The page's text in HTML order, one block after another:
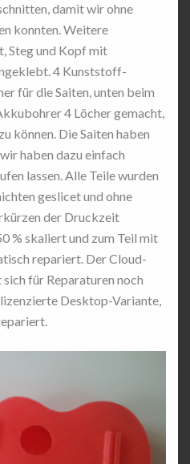
damit wir ohne
konnten. Weitere
Steg und Kopf mit
4 Kunststoff-
für die Saiten, unten beim
4 Löcher gemacht,
können. Die Saiten haben
haben dazu einfach
lassen. Alle Teile wurden
geslicet und ohne
der Druckzeit
% skaliert und zum Teil mit
repariert. Der Cloud-
für Reparaturen noch
Desktop-Variante,